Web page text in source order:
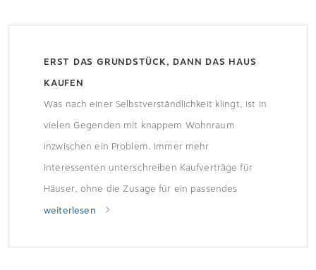
ERST DAS GRUNDSTÜCK, DANN DAS HAUS
KAUFEN
Was nach einer Selbstverständlichkeit klingt, ist in
vielen Gegenden mit knappem Wohnraum
inzwischen ein Problem. Immer mehr
Interessenten unterschreiben Kaufverträge für
Häuser, ohne die Zusage für ein passendes
Grundstück zu haben. Interessenten gehen hohe
warnt vor diesem Vorgehen. Weil es vor allem an
weiterlesen